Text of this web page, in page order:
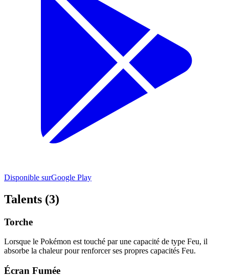
Disponible surGoogle Play
Talents (3)
Torche
Lorsque le Pokémon est touché par une capacité de type Feu, il
absorbe la chaleur pour renforcer ses propres capacités Feu.
Écran Fumée